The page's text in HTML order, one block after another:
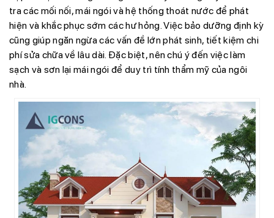
tra các mối nối, mái ngói và hệ thống thoát nước để phát
hiện và khắc phục sớm các hư hỏng. Việc bảo dưỡng định kỳ
cũng giúp ngăn ngừa các vấn đề lớn phát sinh, tiết kiệm chi
phí sửa chữa về lâu dài. Đặc biệt, nên chú ý đến việc làm
sạch và sơn lại mái ngói để duy trì tính thẩm mỹ của ngôi
nhà.